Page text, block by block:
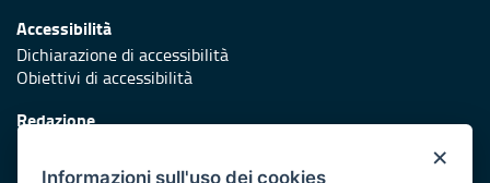
Accessibilità
Dichiarazione di accessibilità
Obiettivi di accessibilità
Redazione
×
Informazioni sull'uso dei cookies